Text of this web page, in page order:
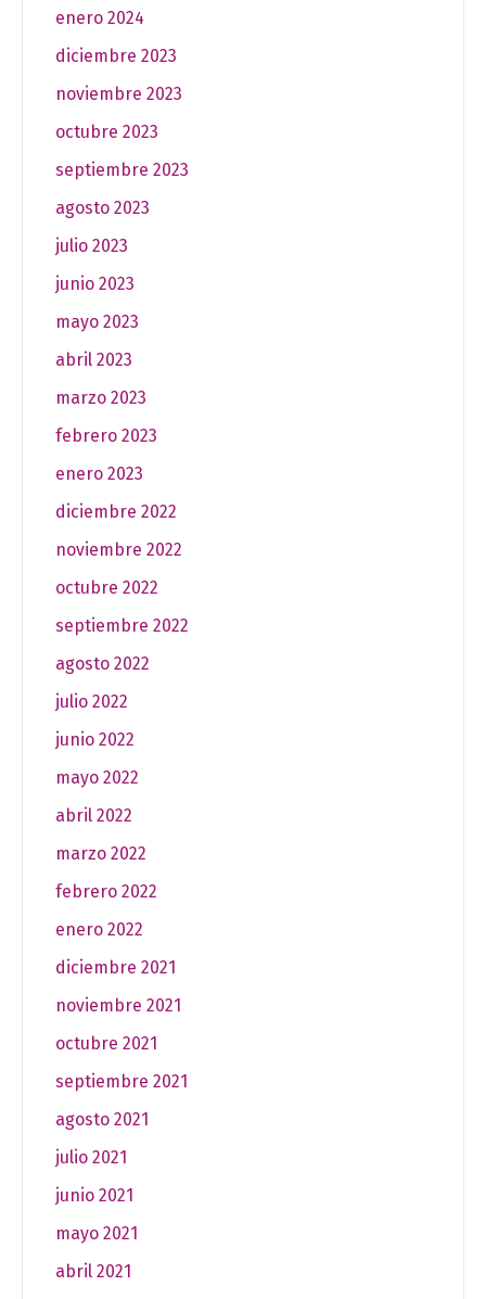
enero 2024
diciembre 2023
noviembre 2023
octubre 2023
septiembre 2023
agosto 2023
julio 2023
junio 2023
mayo 2023
abril 2023
marzo 2023
febrero 2023
enero 2023
diciembre 2022
noviembre 2022
octubre 2022
septiembre 2022
agosto 2022
julio 2022
junio 2022
mayo 2022
abril 2022
marzo 2022
febrero 2022
enero 2022
diciembre 2021
noviembre 2021
octubre 2021
septiembre 2021
agosto 2021
julio 2021
junio 2021
mayo 2021
abril 2021